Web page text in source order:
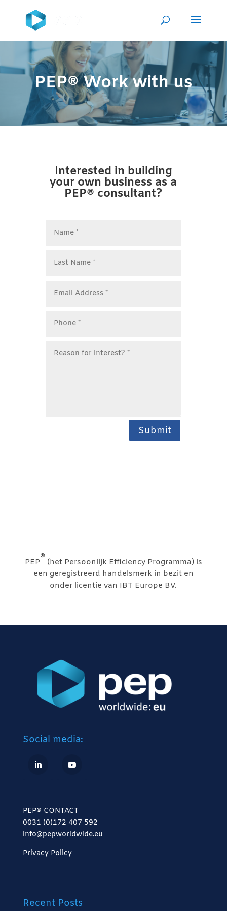
PEP® Work with us
Interested in building
your own business as a
PEP® consultant?
Submit
PEP
®
(het Persoonlijk Efficiency Programma) is
een geregistreerd handelsmerk in bezit en
onder licentie van IBT Europe BV.
Social media:
PEP® CONTACT
0031 (0)172 407 592
info@pepworldwide.eu
Privacy Policy
Recent Posts